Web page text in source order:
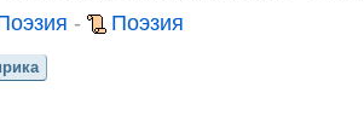
- Поэзия